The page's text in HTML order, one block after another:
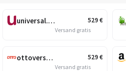
529€
universal.at
Versand gratis
529€
ottoversand.at
Versand gratis